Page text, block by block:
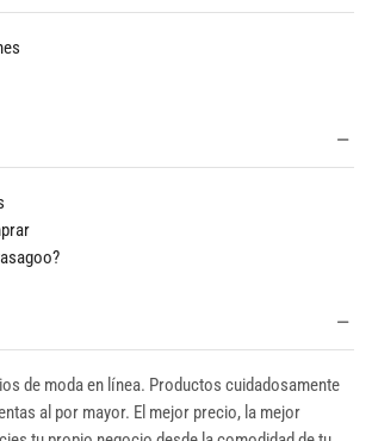
de moda en línea. Productos cuidadosamente
al por mayor. El mejor precio, la mejor